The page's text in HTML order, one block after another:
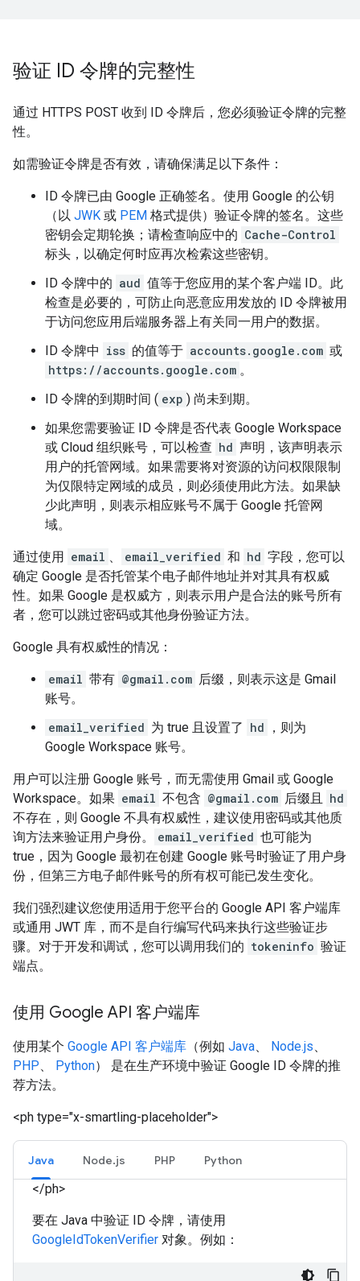
验证 ID 令牌的完整性
通过 HTTPS POST 收到 ID 令牌后，您必须验证令牌的完整
性。
如需验证令牌是否有效，请确保满足以下条件：
ID 令牌已由 Google 正确签名。使用 Google 的公钥
（以 JWK 或 PEM 格式提供）验证令牌的签名。这些
密钥会定期轮换；请检查响应中的 Cache-Control
标头，以确定何时应再次检索这些密钥。
ID 令牌中的 aud 值等于您应用的某个客户端 ID。此
检查是必要的，可防止向恶意应用发放的 ID 令牌被用
于访问您应用后端服务器上有关同一用户的数据。
ID 令牌中 iss 的值等于 accounts.google.com 或
https://accounts.google.com 。
ID 令牌的到期时间 ( exp ) 尚未到期。
如果您需要验证 ID 令牌是否代表 Google Workspace
或 Cloud 组织账号，可以检查 hd 声明，该声明表示
用户的托管网域。如果需要将对资源的访问权限限制
为仅限特定网域的成员，则必须使用此方法。如果缺
少此声明，则表示相应账号不属于 Google 托管网
域。
通过使用 email 、 email_verified 和 hd 字段，您可以
确定 Google 是否托管某个电子邮件地址并对其具有权威
性。如果 Google 是权威方，则表示用户是合法的账号所有
者，您可以跳过密码或其他身份验证方法。
Google 具有权威性的情况：
email 带有 @gmail.com 后缀，则表示这是 Gmail
账号。
email_verified 为 true 且设置了 hd
，则为
Google Workspace 账号。
用户可以注册 Google 账号，而无需使用 Gmail 或 Google
Workspace。如果 email 不包含 @gmail.com 后缀且
hd
不存在，则 Google 不具有权威性，建议使用密码或其他质
询方法来验证用户身份。
email_verified 也可能为
true，因为 Google 最初在创建 Google 账号时验证了用户身
份，但第三方电子邮件账号的所有权可能已发生变化。
我们强烈建议您使用适用于您平台的 Google API 客户端库
或通用 JWT 库，而不是自行编写代码来执行这些验证步
骤。对于开发和调试，您可以调用我们的 tokeninfo 验证
端点。
使用 Google API 客户端库
使用某个 Google API 客户端库 （例如 Java、 Node.js、
PHP、 Python） 是在生产环境中验证 Google ID 令牌的推
荐方法。
<ph type="x-smartling-placeholder">
Java Node.js PHP Python
</ph>
要在 Java 中验证 ID 令牌，请使用
GoogleIdTokenVerifier 对象。例如：